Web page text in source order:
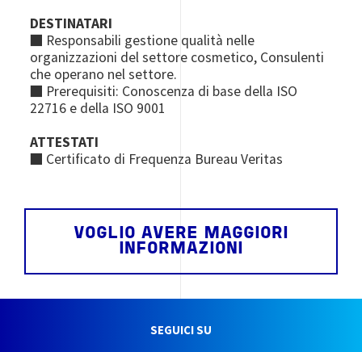
DESTINATARI
■ Responsabili gestione qualità nelle
organizzazioni del settore cosmetico, Consulenti
che operano nel settore.
■ Prerequisiti: Conoscenza di base della ISO
22716 e della ISO 9001
ATTESTATI
■ Certificato di Frequenza Bureau Veritas
VOGLIO AVERE MAGGIORI
INFORMAZIONI
SEGUICI SU